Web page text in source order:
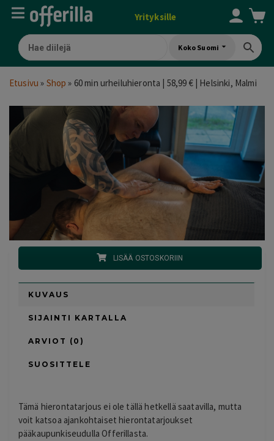
Yrityksille
Koko Suomi
Etusivu » Shop » 60 min urheiluhieronta | 58,99 € | Helsinki, Malmi
LISÄÄ OSTOSKORIIN
KUVAUS
SIJAINTI KARTALLA
ARVIOT (0)
SUOSITTELE
Tämä hierontatarjous ei ole tällä hetkellä saatavilla, mutta
voit katsoa ajankohtaiset hierontatarjoukset
pääkaupunkiseudulla Offerillasta.